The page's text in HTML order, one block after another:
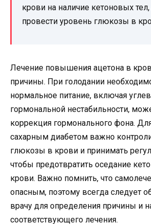
крови на наличие кетоновых
провести уровень глюкозы в
Лечение повышения ацетона в
причины. При голодании
нормальное питание, включая
гормональной нестабильности,
коррекция гормонального фона.
сахарным диабетом важно
глюкозы в крови и принимать
чтобы предотвратить оседание
крови. Важно помнить, что
опасным, поэтому всегда следует
врачу для определения причины и
соответствующего лечения.